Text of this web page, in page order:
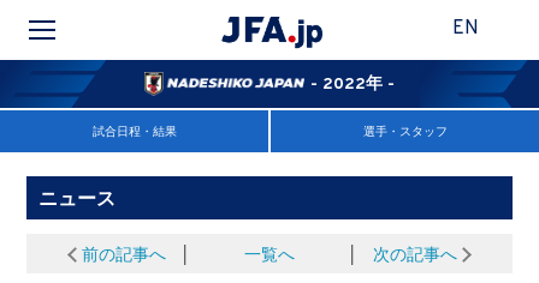
EN
- 2022年 -
試合日程・結果 選手・スタッフ
ニュース
前の記事へ 一覧へ 次の記事へ